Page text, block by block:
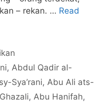
– rekan. … Read
, Abdul Qadir al-
Sya’rani, Abu Ali ats-
, Abu Hanifah,